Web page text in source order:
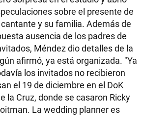
sobre el presente de
y su familia. Además de
ausencia de los padres de
Méndez dio detalles de la
afirmó, ya está organizada. "Ya
los invitados no recibieron
el 19 de diciembre en el DoK
la Cruz, donde se casaron Ricky
La wedding planner es